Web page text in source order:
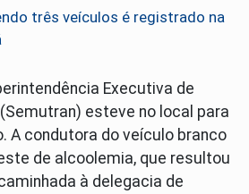
três veículos é registrado na
Executiva de
esteve no local para
A condutora do veículo branco
de alcoolemia, que resultou
à delegacia de